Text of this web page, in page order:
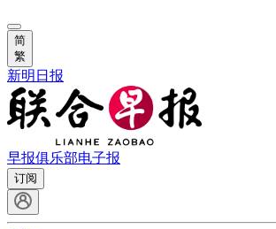
简
繁
新明日报
早报俱乐部电子报
订阅